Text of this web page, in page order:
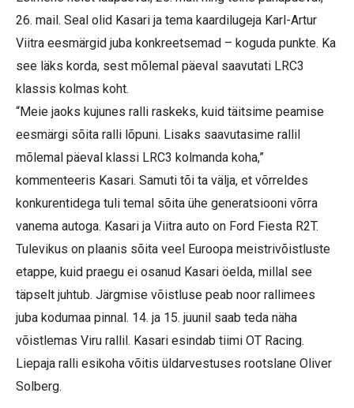
26. mail. Seal olid Kasari ja tema kaardilugeja Karl-Artur
Viitra eesmärgid juba konkreetsemad – koguda punkte. Ka
see läks korda, sest mõlemal päeval saavutati LRC3
klassis kolmas koht.
“Meie jaoks kujunes ralli raskeks, kuid täitsime peamise
eesmärgi sõita ralli lõpuni. Lisaks saavutasime rallil
mõlemal päeval klassi LRC3 kolmanda koha,”
kommenteeris Kasari. Samuti tõi ta välja, et võrreldes
konkurentidega tuli temal sõita ühe generatsiooni võrra
vanema autoga. Kasari ja Viitra auto on Ford Fiesta R2T.
Tulevikus on plaanis sõita veel Euroopa meistrivõistluste
etappe, kuid praegu ei osanud Kasari öelda, millal see
täpselt juhtub. Järgmise võistluse peab noor rallimees
juba kodumaa pinnal. 14. ja 15. juunil saab teda näha
võistlemas Viru rallil. Kasari esindab tiimi OT Racing.
Liepaja ralli esikoha võitis üldarvestuses rootslane Oliver
Solberg.